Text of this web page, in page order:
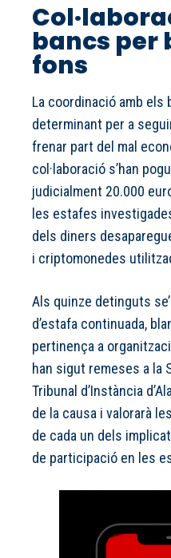
bancs per
fons
La coordinació amb
determinant per a
frenar part del mal
col·laboració s’han
judicialment 20.000
les estafes
dels diners
i criptomonedes
Als quinze detinguts
d’estafa continuada,
pertinença a
han sigut remeses a la
Tribunal d’Instància
de la causa i valorarà
de cada un dels
de participació en les